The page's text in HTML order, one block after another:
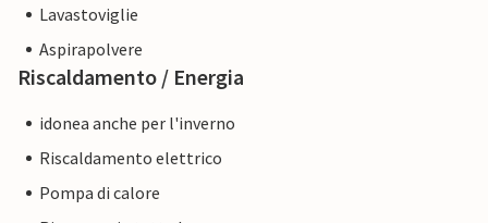
Lavastoviglie
Aspirapolvere
Riscaldamento / Energia
idonea anche per l'inverno
Riscaldamento elettrico
Pompa di calore